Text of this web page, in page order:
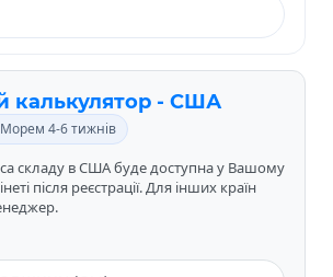
калькулятор - США
Морем 4-6 тижнів
складу в США буде доступна у Вашому
після реєстрації. Для інших країн